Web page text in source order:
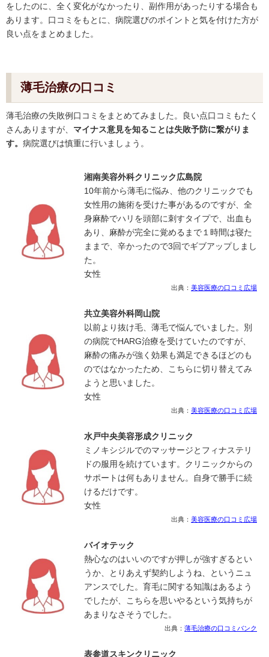
をしたのに、全く変化がなかったり、副作用があったりする場合も
あります。口コミをもとに、病院選びのポイントと気を付けた方が
良い点をまとめました。
薄毛治療の口コミ
薄毛治療の失敗例口コミをまとめてみました。良い点口コミもたく
さんありますが、 マイナス意見を知ることは失敗予防に繋がりま
す。 病院選びは慎重に行いましょう。
湘南美容外科クリニック広島院
10年前から薄毛に悩み、他のクリニックでも
女性用の施術を受けた事があるのですが、全
身麻酔でハリを頭部に刺すタイプで、出血も
あり、麻酔が完全に覚めるまで１時間は寝た
ままで、辛かったので3回でギブアップしまし
た。
女性
出典： 美容医療の口コミ広場
共立美容外科岡山院
以前より抜け毛、薄毛で悩んでいました。別
の病院でHARG治療を受けていたのですが、
麻酔の痛みが強く効果も満足できるほどのも
のではなかったため、こちらに切り替えてみ
ようと思いました。
女性
出典： 美容医療の口コミ広場
水戸中央美容形成クリニック
ミノキシジルでのマッサージとフィナステリ
ドの服用を続けています。クリニックからの
サポートは何もありません。自身で勝手に続
けるだけです。
女性
出典： 美容医療の口コミ広場
バイオテック
熱心なのはいいのですが押しが強すぎるとい
うか、とりあえず契約しようね、というニュ
アンスでした。育毛に関する知識はあるよう
でしたが、こちらを思いやるという気持ちが
あまりなさそうでした。
出典： 薄毛治療の口コミバンク
表参道スキンクリニック